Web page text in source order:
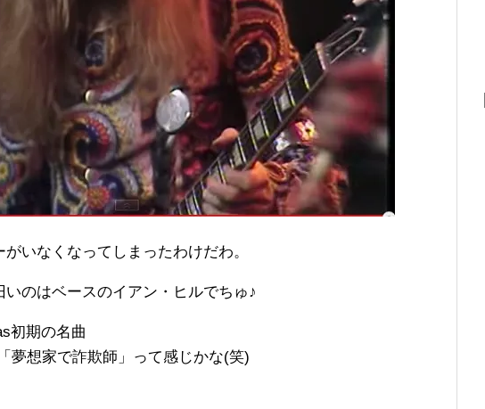
いなくなってしまったわけだわ。
のはベースのイアン・ヒルでちゅ♪
初期の名曲
夢想家で詐欺師」って感じかな(笑)